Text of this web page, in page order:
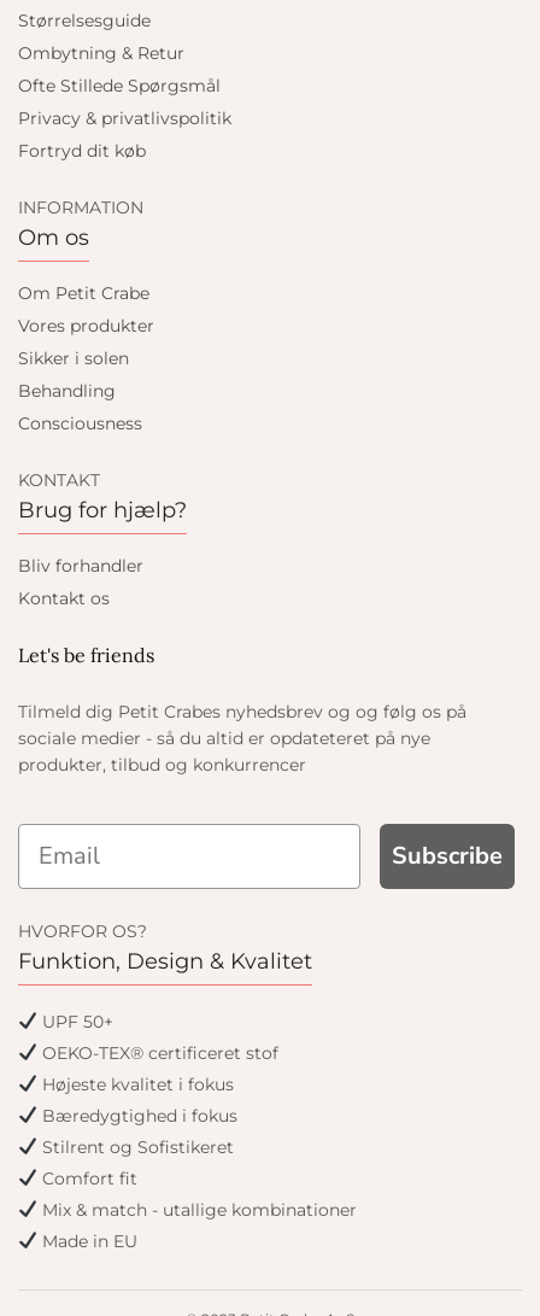
Størrelsesguide
Ombytning & Retur
Ofte Stillede Spørgsmål
Privacy & privatlivspolitik
Fortryd dit køb
INFORMATION
Om os
Om Petit Crabe
Vores produkter
Sikker i solen
Behandling
Consciousness
KONTAKT
Brug for hjælp?
Bliv forhandler
Kontakt os
Let's be friends
Tilmeld dig Petit Crabes nyhedsbrev og og følg os på
sociale medier - så du altid er opdateteret på nye
produkter, tilbud og konkurrencer
Subscribe
HVORFOR OS?
Funktion, Design & Kvalitet
UPF 50+
OEKO-TEX® certificeret stof
Højeste kvalitet i fokus
Bæredygtighed i fokus
Stilrent og Sofistikeret
Comfort fit
Mix & match - utallige kombinationer
Made in EU